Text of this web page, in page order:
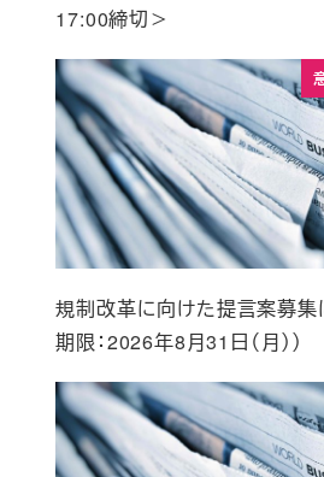
17:00締切＞
規制改革に向けた提言案募集
期限：2026年8月31日（月））